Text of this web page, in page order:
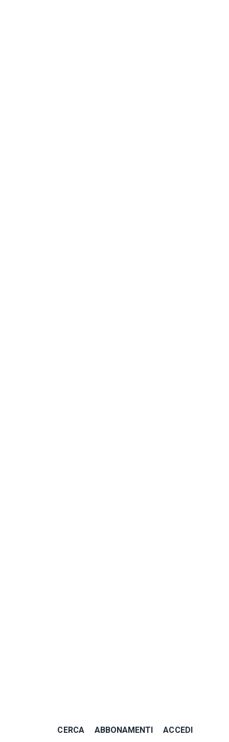
CERCA ABBONAMENTI ACCEDI